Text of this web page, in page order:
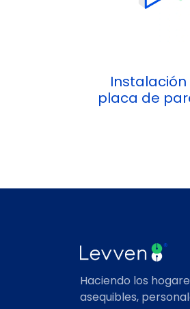
Instalación
placa de
Haciendo los
asequibles,